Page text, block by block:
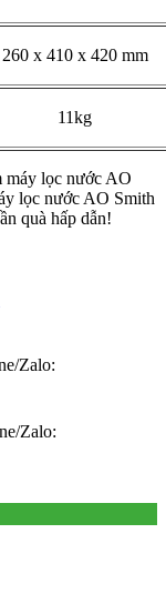
260 x 410 x 420 mm
11kg
máy lọc nước AO
lọc nước AO Smith
quà hấp dẫn!
Zalo:
Zalo: